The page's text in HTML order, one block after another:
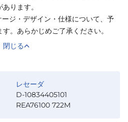
ります。
ジ・デザイン・仕様について、予
。あらかじめご了承ください。
閉じる
レセーダ
D-10834405101
REA76100 722M